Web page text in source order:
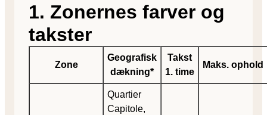
1. Zonernes farver og
takster
Zone
Geografisk
dækning*
Takst
1. time
Maks. ophold
Quartier
Capitole,